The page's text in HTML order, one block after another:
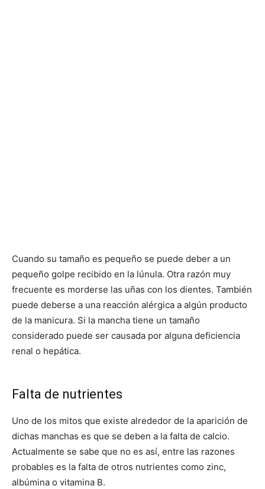
Cuando su tamaño es pequeño se puede deber a un
pequeño golpe recibido en la lúnula. Otra razón muy
frecuente es morderse las uñas con los dientes. También
puede deberse a una reacción alérgica a algún producto
de la manicura. Si la mancha tiene un tamaño
considerado puede ser causada por alguna deficiencia
renal o hepática.
Falta de nutrientes
Uno de los mitos que existe alrededor de la aparición de
dichas manchas es que se deben a la falta de calcio.
Actualmente se sabe que no es así, entre las razones
probables es la falta de otros nutrientes como zinc,
albúmina o vitamina B.